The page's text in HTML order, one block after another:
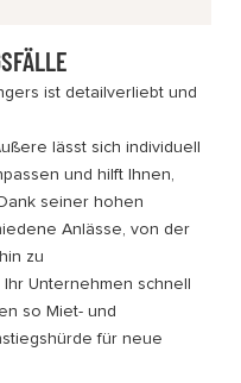
ist detailverliebt und
lässt sich individuell
und hilft Ihnen,
seiner hohen
Anlässe, von der
zu
Unternehmen schnell
so Miet- und
für neue